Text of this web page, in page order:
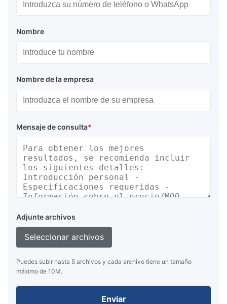
Nombre
Nombre de la empresa
Mensaje de consulta*
Adjunte archivos
Seleccionar archivos
Puedes subir hasta 5 archivos y cada archivo tiene un tamaño
máximo de 10M.
Enviar